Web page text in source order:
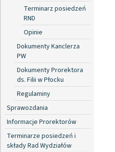
Terminarz posiedzeń
RND
Opinie
Dokumenty Kanclerza
PW
Dokumenty Prorektora
ds. Filii w Płocku
Regulaminy
Sprawozdania
Informacje Prorektorów
Terminarze posiedzeń i
składy Rad Wydziałów